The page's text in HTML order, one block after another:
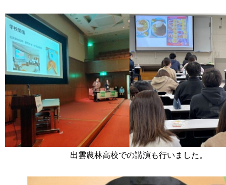
出雲農林高校での講演も行いました。